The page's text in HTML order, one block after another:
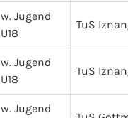
w. Jugend
U18
TuS
w. Jugend
U18
TuS
w. Jugend